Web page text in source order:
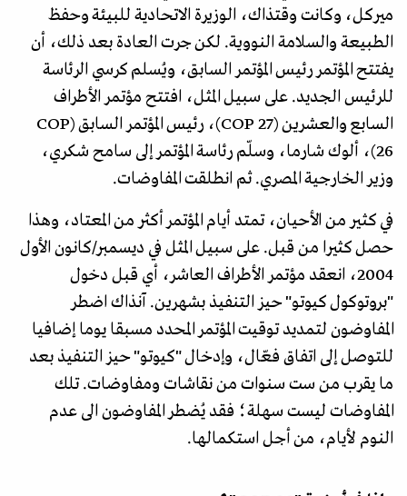
ميركل، وكانت وقتذاك، الوزيرة الاتحادية للبيئة وحفظ
الطبيعة والسلامة النووية. لكن جرت العادة بعد ذلك، أن
يفتتح المؤتمر رئيس المؤتمر السابق، ويُسلم كرسي الرئاسة
للرئيس الجديد. على سبيل المثل، افتتح مؤتمر الأطراف
السابع والعشرين (COP 27)، رئيس المؤتمر السابق (COP
26)، ألوك شارما، وسلّم رئاسة المؤتمر إلى سامح شكري،
وزير الخارجية المصري. ثم انطلقت المفاوضات.
في كثير من الأحيان، تمتد أيام المؤتمر أكثر من المعتاد، وهذا
حصل كثيرا من قبل. على سبيل المثل في ديسمبر/كانون الأول
2004، انعقد مؤتمر الأطراف العاشر، أي قبل دخول
"بروتوكول كيوتو" حيز التنفيذ بشهرين. آنذاك اضطر
المفاوضون لتمديد توقيت المؤتمر المحدد مسبقا يوما إضافيا
للتوصل إلى اتفاق فعّال، وإدخال "كيوتو" حيز التنفيذ بعد
ما يقرب من ست سنوات من نقاشات ومفاوضات. تلك
المفاوضات ليست سهلة؛ فقد يُضطر المفاوضون الى عدم
النوم لأيام، من أجل استكمالها.